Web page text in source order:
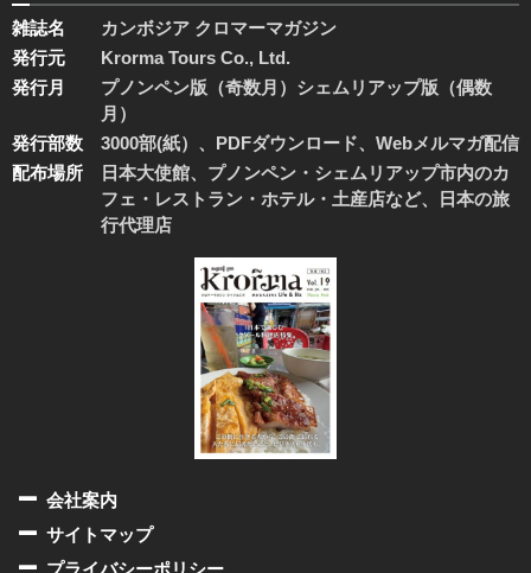
雑誌名
カンボジア クロマーマガジン
発行元
Krorma Tours Co., Ltd.
発行月
プノンペン版（奇数月）シェムリアップ版（偶数
月）
発行部数
3000部(紙）、PDFダウンロード、Webメルマガ配信
配布場所
日本大使館、プノンペン・シェムリアップ市内のカ
フェ・レストラン・ホテル・土産店など、日本の旅
行代理店
会社案内
サイトマップ
プライバシーポリシー